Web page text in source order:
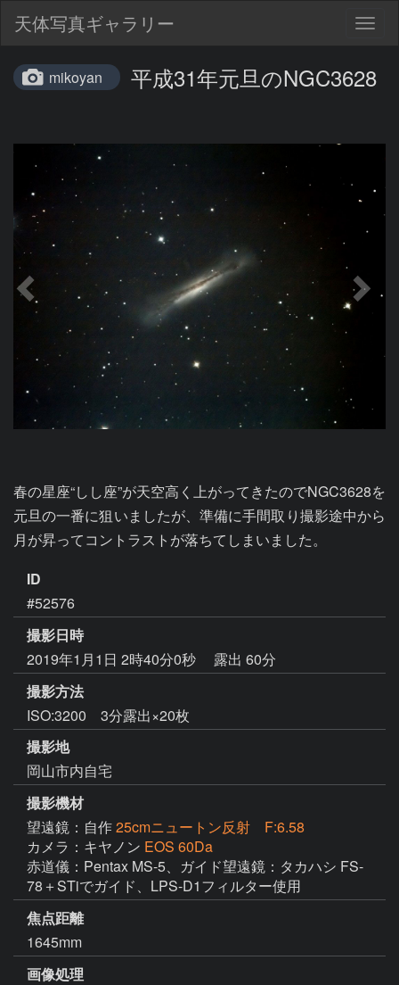
天体写真ギャラリー
mikoyan 平成31年元旦のNGC3628
春の星座“しし座”が天空高く上がってきたのでNGC3628を
元旦の一番に狙いましたが、準備に手間取り撮影途中から
月が昇ってコントラストが落ちてしまいました。
ID
#52576
撮影日時
2019年1月1日 2時40分0秒
露出 60分
撮影方法
ISO:3200 3分露出×20枚
撮影地
岡山市内自宅
撮影機材
望遠鏡：自作25cmニュートン反射 F:6.58
カメラ：キヤノン EOS 60Da
赤道儀：Pentax MS-5、ガイド望遠鏡：タカハシ FS-
78＋STiでガイド、LPS-D1フィルター使用
焦点距離
1645mm
画像処理